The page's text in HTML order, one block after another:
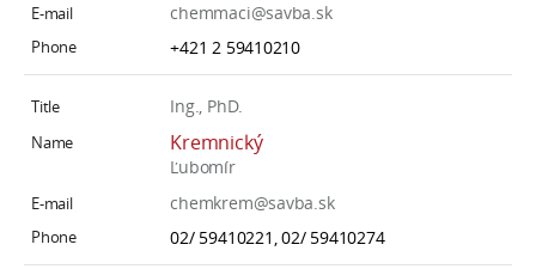
chemmaci@savba.sk
+421 2 59410210
Ing., PhD.
Kremnický
Ľubomír
chemkrem@savba.sk
02/ 59410221, 02/ 59410274